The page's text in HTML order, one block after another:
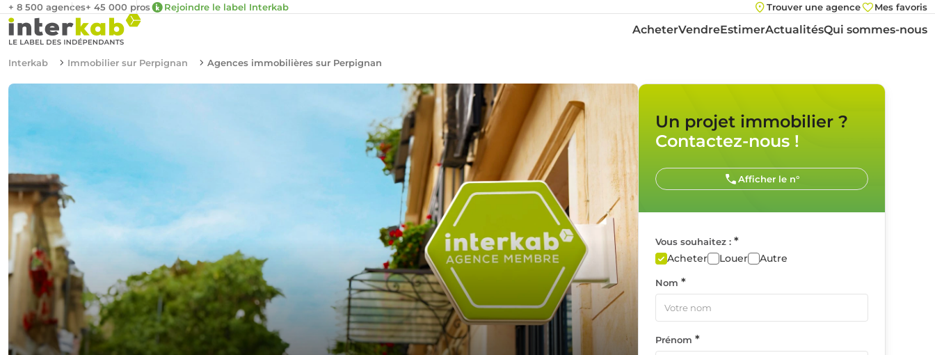
+ 8 500 agences+ 45 000 pros Rejoindre le label Interkab Trouver une agence Mes favoris
AcheterVendreEstimerActualitésQui sommes-nous
Interkab Immobilier sur Perpignan Agences immobilières sur Perpignan
Un projet immobilier ?
Contactez-nous !
Afficher le n°
Vous souhaitez : *
Acheter Louer Autre
Nom *
Prénom *